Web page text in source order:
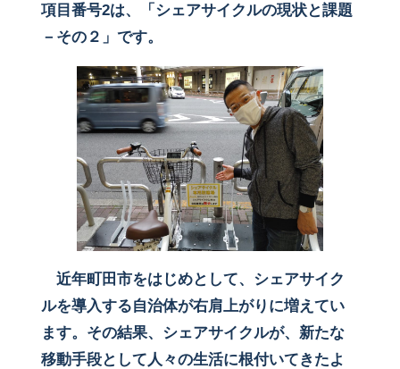
項目番号2は、「シェアサイクルの現状と課題
－その２」です。
近年町田市をはじめとして、シェアサイク
ルを導入する自治体が右肩上がりに増えてい
ます。その結果、シェアサイクルが、新たな
移動手段として人々の生活に根付いてきたよ